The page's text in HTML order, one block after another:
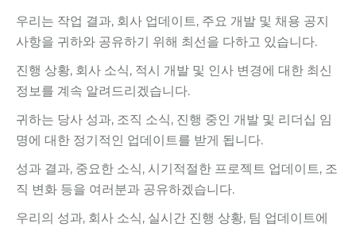
우리는 작업 결과, 회사 업데이트, 주요 개발 및 채용 공지
사항을 귀하와 공유하기 위해 최선을 다하고 있습니다.
진행 상황, 회사 소식, 적시 개발 및 인사 변경에 대한 최신
정보를 계속 알려드리겠습니다.
귀하는 당사 성과, 조직 소식, 진행 중인 개발 및 리더십 임
명에 대한 정기적인 업데이트를 받게 됩니다.
성과 결과, 중요한 소식, 시기적절한 프로젝트 업데이트, 조
직 변화 등을 여러분과 공유하겠습니다.
우리의 성과, 회사 소식, 실시간 진행 상황, 팀 업데이트에